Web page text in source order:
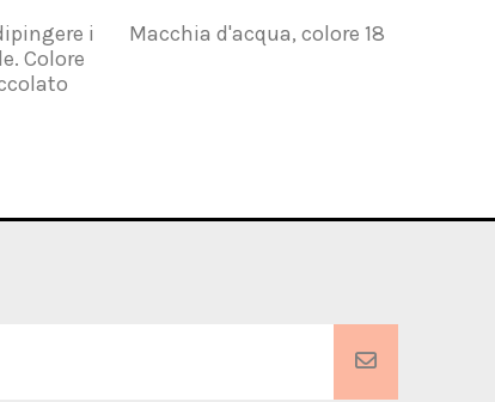
i
Colore
Macchia d'acqua, colore 18